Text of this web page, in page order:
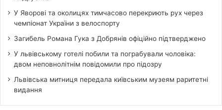
У Яворові та околицях тимчасово перекриють рух через
чемпіонат України з велоспорту
Загибель Романа Гука з Добрянів офіційно підтверджено
У львівському готелі побили та пограбували чоловіка:
двом неповнолітнім повідомили про підозру
Львівська митниця передала київським музеям раритетні
видання